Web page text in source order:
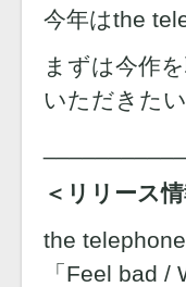
今年はthe
まずは今作
いただきたい
＜リリース
the
「Feel bad /